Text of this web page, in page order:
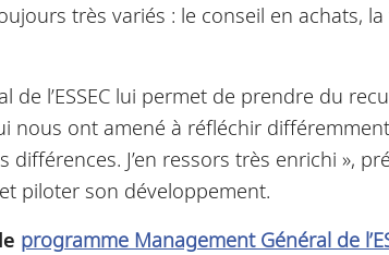
très variés : le conseil en achats,
l’ESSEC lui permet de prendre du
ont amené à réfléchir
J’en ressors très enrichi »,
piloter son développement.
programme Management Général de